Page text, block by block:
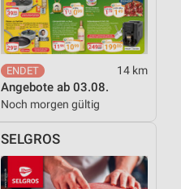
14 km
Angebote ab 03.08.
Noch morgen gültig
SELGROS